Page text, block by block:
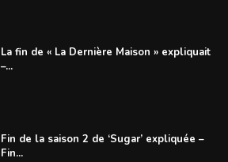
La fin de « La Dernière Maison » expliquait
–...
Fin de la saison 2 de ‘Sugar’ expliquée –
Fin...